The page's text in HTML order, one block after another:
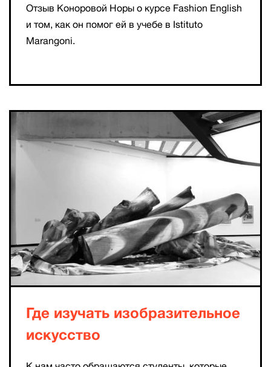
Отзыв Коноровой Норы о курсе Fashion English
и том, как он помог ей в учебе в Istituto
Marangoni.
Где изучать изобразительное
искусство